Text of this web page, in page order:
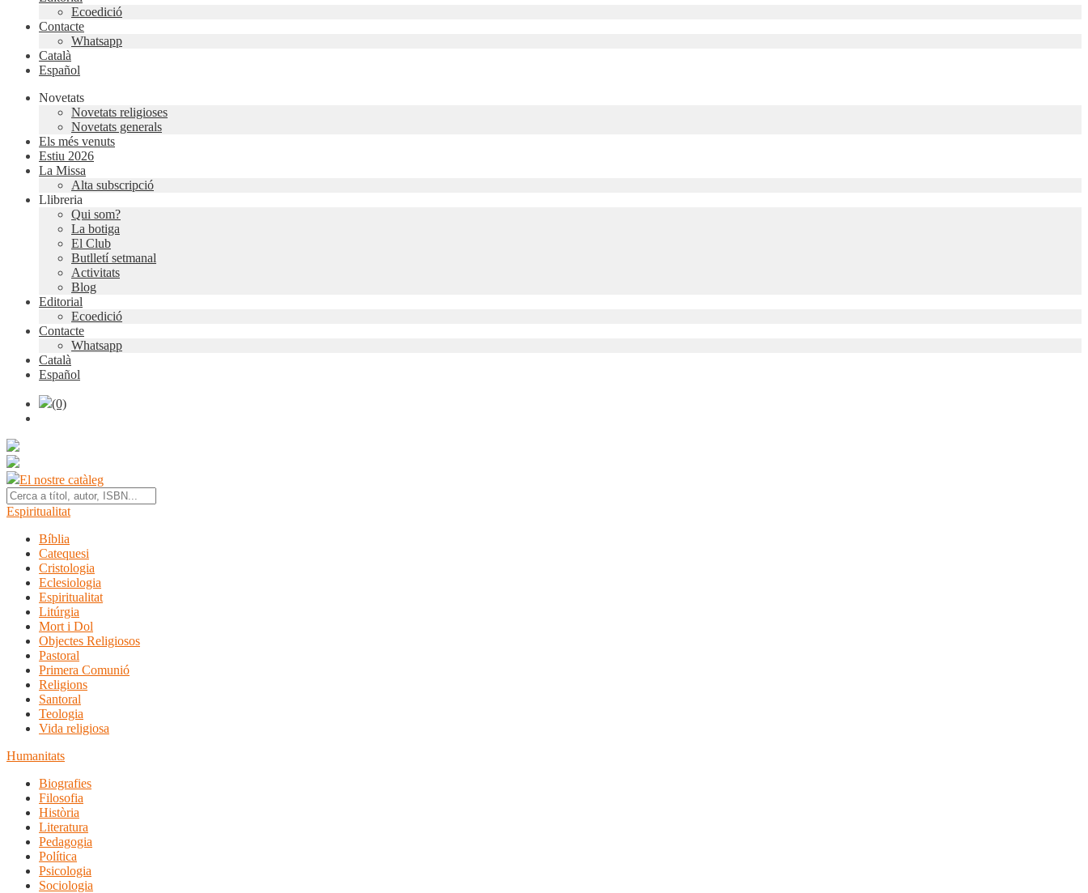
Ecoedició
Contacte
Whatsapp
Català
Español
Novetats
Novetats religioses
Novetats generals
Els més venuts
Estiu 2026
La Missa
Alta subscripció
Llibreria
Qui som?
La botiga
El Club
Butlletí setmanal
Activitats
Blog
Editorial
Ecoedició
Contacte
Whatsapp
Català
Español
(0)
El nostre catàleg
Espiritualitat
Bíblia
Catequesi
Cristologia
Eclesiologia
Espiritualitat
Litúrgia
Mort i Dol
Objectes Religiosos
Pastoral
Primera Comunió
Religions
Santoral
Teologia
Vida religiosa
Humanitats
Biografies
Filosofia
Història
Literatura
Pedagogia
Política
Psicologia
Sociologia